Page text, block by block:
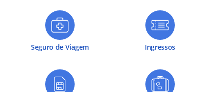
Seguro de Viagem Ingressos